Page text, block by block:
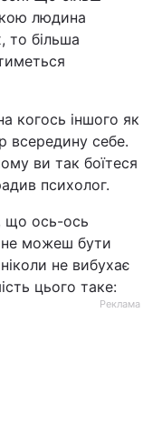
людина
то більша
когось іншого як
всередину себе.
ви так боїтеся
психолог.
що ось-ось
можеш бути
не вибухає
цього таке:
Реклама